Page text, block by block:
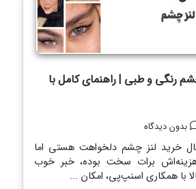
رنگی و طبی | راهنمای کامل با
بدون دیدگاه
خرید لنز چشم دلخواهت هستی اما
برات سخت بوده، خبر خوب
با همکاری اسنپ‌پی، امکان ...